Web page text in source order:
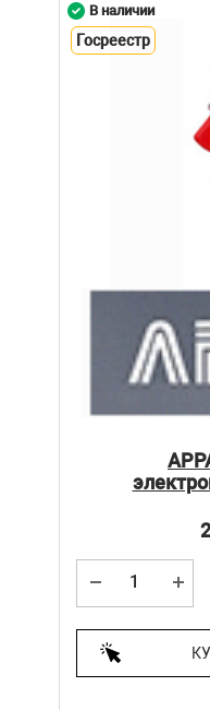
В наличии
Госреестр